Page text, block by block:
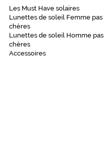
Les Must Have solaires
Lunettes de soleil Femme pas
chères
Lunettes de soleil Homme pas
chères
Accessoires